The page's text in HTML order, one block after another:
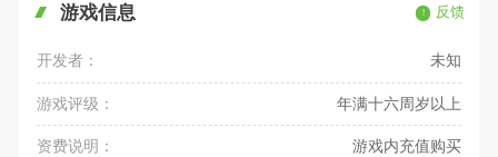
游戏信息 反馈
开发者： 未知
游戏评级： 年满十六周岁以上
资费说明： 游戏内充值购买